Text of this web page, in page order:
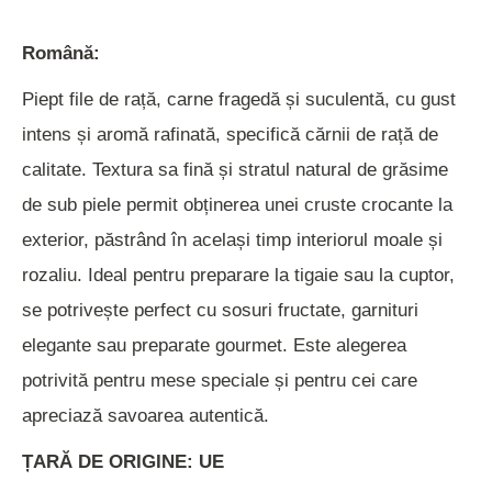
Română:
Piept file de rață, carne fragedă și suculentă, cu gust
intens și aromă rafinată, specifică cărnii de rață de
calitate. Textura sa fină și stratul natural de grăsime
de sub piele permit obținerea unei cruste crocante la
exterior, păstrând în același timp interiorul moale și
rozaliu. Ideal pentru preparare la tigaie sau la cuptor,
se potrivește perfect cu sosuri fructate, garnituri
elegante sau preparate gourmet. Este alegerea
potrivită pentru mese speciale și pentru cei care
apreciază savoarea autentică.
ȚARĂ DE ORIGINE: UE